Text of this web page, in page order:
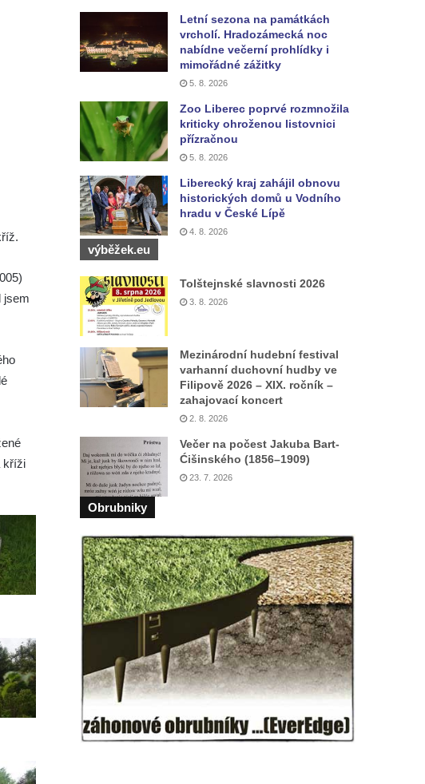
jsem
kříži
Letní sezona na památkách
vrcholí. Hradozámecká noc
nabídne večerní prohlídky i
mimořádné zážitky
5. 8. 2026
Zoo Liberec poprvé rozmnožila
kriticky ohroženou listovnici
přízračnou
5. 8. 2026
Liberecký kraj zahájil obnovu
historických domů u Vodního
hradu v České Lípě
4. 8. 2026
výběžek.eu
Tolštejnské slavnosti 2026
3. 8. 2026
Mezinárodní hudební festival
varhanní duchovní hudby ve
Filipově 2026 – XIX. ročník –
zahajovací koncert
2. 8. 2026
Večer na počest Jakuba Bart-
Ćišinského (1856–1909)
23. 7. 2026
Obrubniky